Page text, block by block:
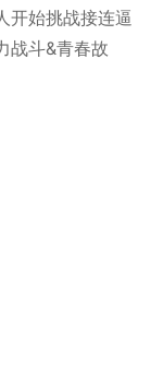
开始挑战接连逼
战斗&青春故